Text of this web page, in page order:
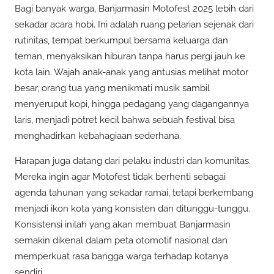
Bagi banyak warga, Banjarmasin Motofest 2025 lebih dari
sekadar acara hobi. Ini adalah ruang pelarian sejenak dari
rutinitas, tempat berkumpul bersama keluarga dan
teman, menyaksikan hiburan tanpa harus pergi jauh ke
kota lain. Wajah anak-anak yang antusias melihat motor
besar, orang tua yang menikmati musik sambil
menyeruput kopi, hingga pedagang yang dagangannya
laris, menjadi potret kecil bahwa sebuah festival bisa
menghadirkan kebahagiaan sederhana.
Harapan juga datang dari pelaku industri dan komunitas.
Mereka ingin agar Motofest tidak berhenti sebagai
agenda tahunan yang sekadar ramai, tetapi berkembang
menjadi ikon kota yang konsisten dan ditunggu-tunggu.
Konsistensi inilah yang akan membuat Banjarmasin
semakin dikenal dalam peta otomotif nasional dan
memperkuat rasa bangga warga terhadap kotanya